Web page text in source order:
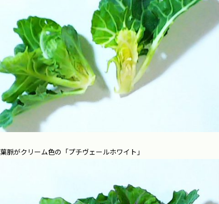
葉脈がクリーム色の「プチヴェールホワイト」